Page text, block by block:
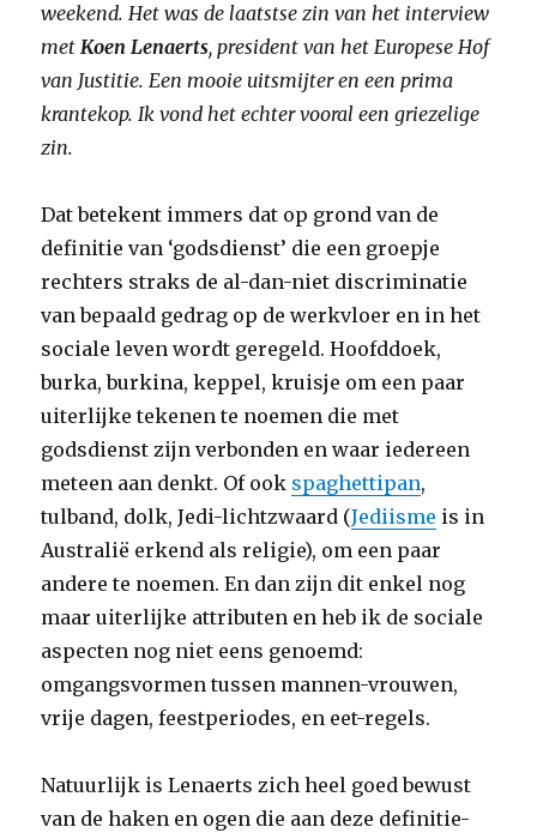
weekend. Het was de laatstse zin van het interview
metKoen Lenaerts, president van het Europese Hof
van Justitie. Een mooie uitsmijter en een prima
krantekop. Ik vond het echter vooral een griezelige
zin.
Dat betekent immers dat op grond van de
definitie van ‘godsdienst’ die een groepje
rechters straks de al-dan-niet discriminatie
van bepaald gedrag op de werkvloer en in het
sociale leven wordt geregeld. Hoofddoek,
burka, burkina, keppel, kruisje om een paar
uiterlijke tekenen te noemen die met
godsdienst zijn verbonden en waar iedereen
meteen aan denkt. Of ook spaghettipan,
tulband, dolk, Jedi-lichtzwaard (Jediisme is in
Australië erkend als religie), om een paar
andere te noemen. En dan zijn dit enkel nog
maar uiterlijke attributen en heb ik de sociale
aspecten nog niet eens genoemd:
omgangsvormen tussen mannen-vrouwen,
vrije dagen, feestperiodes, en eet-regels.
Natuurlijk is Lenaerts zich heel goed bewust
van de haken en ogen die aan deze definitie-